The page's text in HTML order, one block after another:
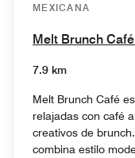
MEXICANA
Melt Brunch Café
7.9 km
Melt Brunch Café
relajadas con café
creativos de
combina estilo